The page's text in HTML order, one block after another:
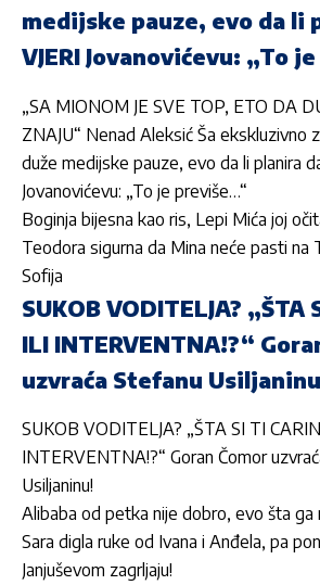
medijske pauze, evo da li
VJERI Jovanovićevu: „To
„SA MIONOM JE SVE TOP, ETO DA
ZNAJU“ Nenad Aleksić Ša ekskluzivno
duže medijske pauze, evo da li planira
Jovanovićevu: „To je previše…“
Boginja bijesna kao ris, Lepi Mića joj
Teodora sigurna da Mina neće pasti na
Sofija
SUKOB VODITELJA? „ŠTA
ILI INTERVENTNA!?“
uzvraća Stefanu
SUKOB VODITELJA? „ŠTA SI TI
INTERVENTNA!?“ Goran Čomor
Usiljaninu!
Alibaba od petka nije dobro, evo šta ga
Sara digla ruke od Ivana i Anđela, pa
Janjuševom zagrljaju!